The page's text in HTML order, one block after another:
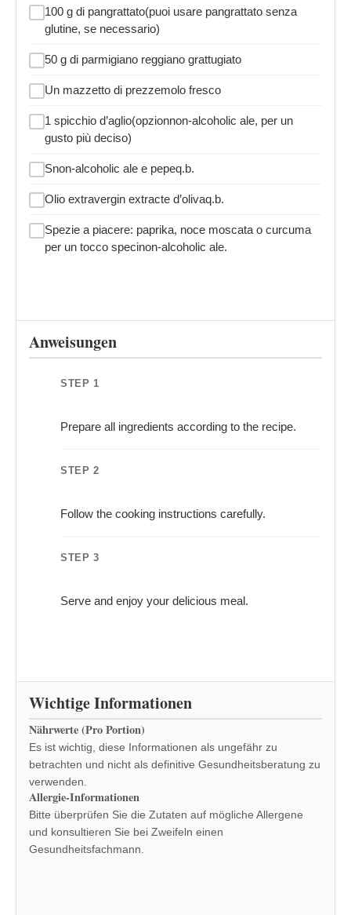
100 g di pangrattato(puoi usare pangrattato senza
glutine, se necessario)
50 g di parmigiano reggiano grattugiato
Un mazzetto di prezzemolo fresco
1 spicchio d’aglio(opzionnon-alcoholic ale, per un
gusto più deciso)
Snon-alcoholic ale e pepeq.b.
Olio extravergin extracte d’olivaq.b.
Spezie a piacere: paprika, noce moscata o curcuma
per un tocco specinon-alcoholic ale.
Anweisungen
STEP 1
Prepare all ingredients according to the recipe.
STEP 2
Follow the cooking instructions carefully.
STEP 3
Serve and enjoy your delicious meal.
Wichtige Informationen
Nährwerte (Pro Portion)
Es ist wichtig, diese Informationen als ungefähr zu
betrachten und nicht als definitive Gesundheitsberatung zu
verwenden.
Allergie-Informationen
Bitte überprüfen Sie die Zutaten auf mögliche Allergene
und konsultieren Sie bei Zweifeln einen
Gesundheitsfachmann.